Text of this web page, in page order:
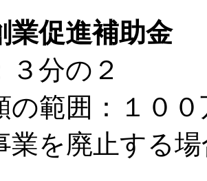
促進補助金
３分の２
の範囲：１０
業を廃止する